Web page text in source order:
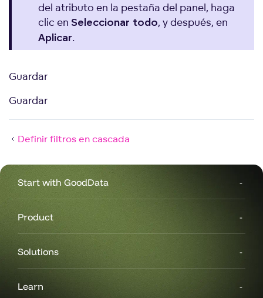
del atributo en la pestaña del panel, haga
clic en Seleccionar todo, y después, en
Aplicar.
Guardar
Guardar
Definir filtros en cascada
Start with GoodData
Product
Solutions
Learn